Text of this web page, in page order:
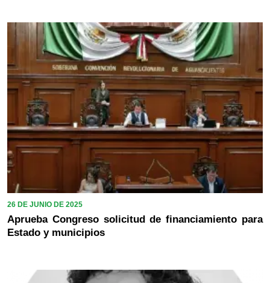
26 DE JUNIO DE 2025
Aprueba Congreso solicitud de financiamiento para
Estado y municipios